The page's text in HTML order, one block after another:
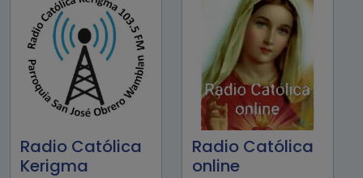
Radio Católica
Kerigma
Radio Católica
online